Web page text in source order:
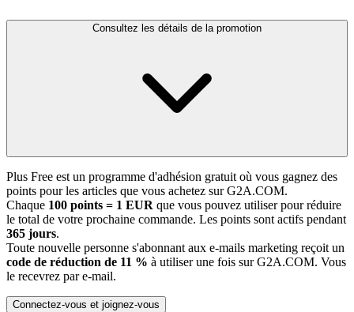
Consultez les détails de la promotion
Plus Free est un programme d'adhésion gratuit où vous gagnez des
points pour les articles que vous achetez sur G2A.COM.
Chaque 100 points = 1 EUR que vous pouvez utiliser pour réduire
le total de votre prochaine commande. Les points sont actifs pendant
365 jours.
Toute nouvelle personne s'abonnant aux e-mails marketing reçoit un
code de réduction de 11 % à utiliser une fois sur G2A.COM. Vous
le recevrez par e-mail.
Connectez-vous et joignez-vous